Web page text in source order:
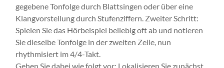
gegebene Tonfolge durch Blattsingen oder über eine
Klangvorstellung durch Stufenziffern. Zweiter Schritt:
Spielen Sie das Hörbeispiel beliebig oft ab und notieren
Sie dieselbe Tonfolge in der zweiten Zeile, nun
rhythmisiert im 4/4-Takt.